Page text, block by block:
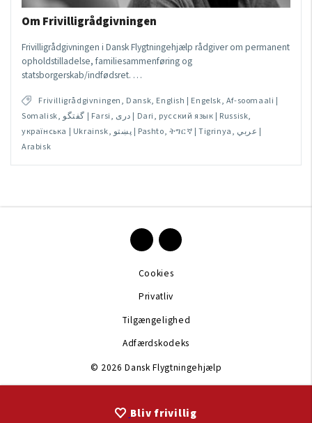
Bliv frivillig
Om Frivilligrådgivningen
Frivilligrådgivningen i Dansk Flygtningehjælp rådgiver om permanent
opholdstilladelse, familiesammenføring og
statsborgerskab/indfødsret. …
Frivilligrådgivningen, Dansk, English | Engelsk, Af-soomaali |
Somalisk, گفتگو | Farsi, درى | Dari, русский язык | Russisk,
українська | Ukrainsk, پښتو | Pashto, ትግርኛ | Tigrinya, عربي |
Arabisk
© 2026 Dansk Flygtningehjælp
Cookies
Privatliv
Tilgængelighed
Adfærdskodeks